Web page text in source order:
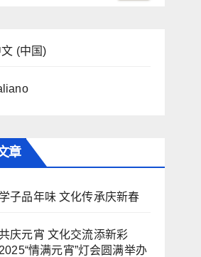
(中国)
章
子品年味 文化传承庆新春
庆元宵 文化交流添新彩
情满元宵”灯会圆满举办